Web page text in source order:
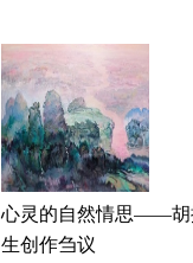
心灵的自然情思——胡
生创作刍议